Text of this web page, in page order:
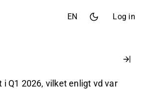
EN Log in
Q1 2026, vilket enligt vd var